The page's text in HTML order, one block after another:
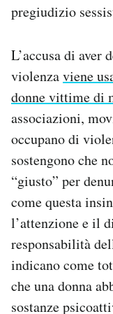
pregiudizio
L’accusa di aver
violenzaviene
donne vittime di
associazioni,
occupano di
sostengono che
“giusto” per
come questa
l’attenzione e il
responsabilità
indicano come
che una donna
sostanze